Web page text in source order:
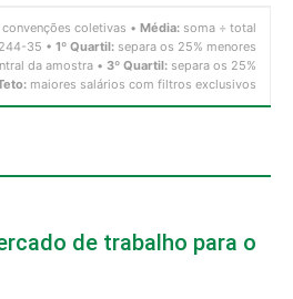
coletivas • Média: soma ÷ total
35 • 1º Quartil: separa os 25% menores
da amostra • 3º Quartil: separa os 25%
maiores salários com filtros exclusivos
de trabalho para o